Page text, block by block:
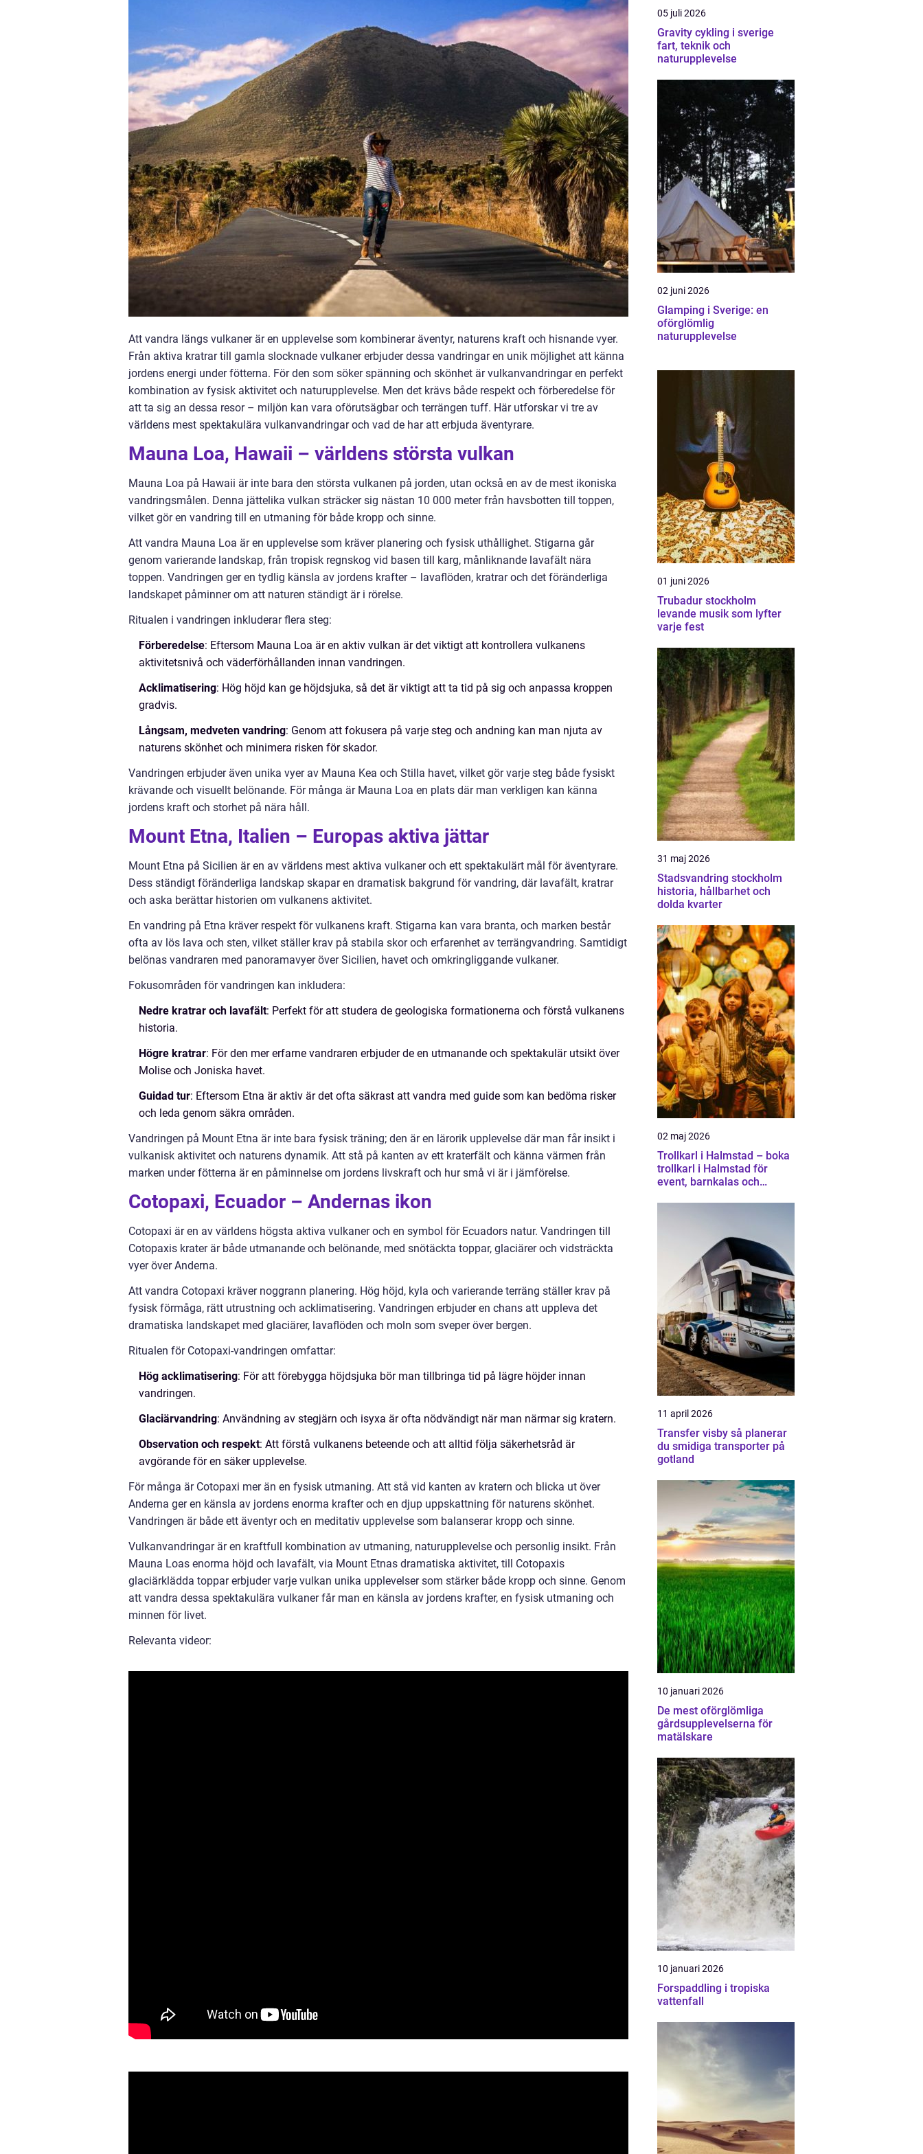
Att vandra längs vulkaner är en upplevelse som kombinerar äventyr, naturens kraft och hisnande vyer.
Från aktiva kratrar till gamla slocknade vulkaner erbjuder dessa vandringar en unik möjlighet att känna
jordens energi under fötterna. För den som söker spänning och skönhet är vulkanvandringar en perfekt
kombination av fysisk aktivitet och naturupplevelse. Men det krävs både respekt och förberedelse för
att ta sig an dessa resor – miljön kan vara oförutsägbar och terrängen tuff. Här utforskar vi tre av
världens mest spektakulära vulkanvandringar och vad de har att erbjuda äventyrare.
Mauna Loa, Hawaii – världens största vulkan
Mauna Loa på Hawaii är inte bara den största vulkanen på jorden, utan också en av de mest ikoniska
vandringsmålen. Denna jättelika vulkan sträcker sig nästan 10 000 meter från havsbotten till toppen,
vilket gör en vandring till en utmaning för både kropp och sinne.
Att vandra Mauna Loa är en upplevelse som kräver planering och fysisk uthållighet. Stigarna går
genom varierande landskap, från tropisk regnskog vid basen till karg, månliknande lavafält nära
toppen. Vandringen ger en tydlig känsla av jordens krafter – lavaflöden, kratrar och det föränderliga
landskapet påminner om att naturen ständigt är i rörelse.
Ritualen i vandringen inkluderar flera steg:
Förberedelse: Eftersom Mauna Loa är en aktiv vulkan är det viktigt att kontrollera vulkanens
aktivitetsnivå och väderförhållanden innan vandringen.
Acklimatisering: Hög höjd kan ge höjdsjuka, så det är viktigt att ta tid på sig och anpassa kroppen
gradvis.
Långsam, medveten vandring: Genom att fokusera på varje steg och andning kan man njuta av
naturens skönhet och minimera risken för skador.
Vandringen erbjuder även unika vyer av Mauna Kea och Stilla havet, vilket gör varje steg både fysiskt
krävande och visuellt belönande. För många är Mauna Loa en plats där man verkligen kan känna
jordens kraft och storhet på nära håll.
Mount Etna, Italien – Europas aktiva jättar
Mount Etna på Sicilien är en av världens mest aktiva vulkaner och ett spektakulärt mål för äventyrare.
Dess ständigt föränderliga landskap skapar en dramatisk bakgrund för vandring, där lavafält, kratrar
och aska berättar historien om vulkanens aktivitet.
En vandring på Etna kräver respekt för vulkanens kraft. Stigarna kan vara branta, och marken består
ofta av lös lava och sten, vilket ställer krav på stabila skor och erfarenhet av terrängvandring. Samtidigt
belönas vandraren med panoramavyer över Sicilien, havet och omkringliggande vulkaner.
Fokusområden för vandringen kan inkludera:
Nedre kratrar och lavafält: Perfekt för att studera de geologiska formationerna och förstå vulkanens
historia.
Högre kratrar: För den mer erfarne vandraren erbjuder de en utmanande och spektakulär utsikt över
Molise och Joniska havet.
Guidad tur: Eftersom Etna är aktiv är det ofta säkrast att vandra med guide som kan bedöma risker
och leda genom säkra områden.
Vandringen på Mount Etna är inte bara fysisk träning; den är en lärorik upplevelse där man får insikt i
vulkanisk aktivitet och naturens dynamik. Att stå på kanten av ett kraterfält och känna värmen från
marken under fötterna är en påminnelse om jordens livskraft och hur små vi är i jämförelse.
Cotopaxi, Ecuador – Andernas ikon
Cotopaxi är en av världens högsta aktiva vulkaner och en symbol för Ecuadors natur. Vandringen till
Cotopaxis krater är både utmanande och belönande, med snötäckta toppar, glaciärer och vidsträckta
vyer över Anderna.
Att vandra Cotopaxi kräver noggrann planering. Hög höjd, kyla och varierande terräng ställer krav på
fysisk förmåga, rätt utrustning och acklimatisering. Vandringen erbjuder en chans att uppleva det
dramatiska landskapet med glaciärer, lavaflöden och moln som sveper över bergen.
Ritualen för Cotopaxi-vandringen omfattar:
Hög acklimatisering: För att förebygga höjdsjuka bör man tillbringa tid på lägre höjder innan
vandringen.
Glaciärvandring: Användning av stegjärn och isyxa är ofta nödvändigt när man närmar sig kratern.
Observation och respekt: Att förstå vulkanens beteende och att alltid följa säkerhetsråd är
avgörande för en säker upplevelse.
För många är Cotopaxi mer än en fysisk utmaning. Att stå vid kanten av kratern och blicka ut över
Anderna ger en känsla av jordens enorma krafter och en djup uppskattning för naturens skönhet.
Vandringen är både ett äventyr och en meditativ upplevelse som balanserar kropp och sinne.
Vulkanvandringar är en kraftfull kombination av utmaning, naturupplevelse och personlig insikt. Från
Mauna Loas enorma höjd och lavafält, via Mount Etnas dramatiska aktivitet, till Cotopaxis
glaciärklädda toppar erbjuder varje vulkan unika upplevelser som stärker både kropp och sinne. Genom
att vandra dessa spektakulära vulkaner får man en känsla av jordens krafter, en fysisk utmaning och
minnen för livet.
Relevanta videor:
05 juli 2026
Gravity cykling i sverige
fart, teknik och
naturupplevelse
02 juni 2026
Glamping i Sverige: en
oförglömlig
naturupplevelse
01 juni 2026
Trubadur stockholm
levande musik som lyfter
varje fest
31 maj 2026
Stadsvandring stockholm
historia, hållbarhet och
dolda kvarter
02 maj 2026
Trollkarl i Halmstad – boka
trollkarl i Halmstad för
event, barnkalas och
11 april 2026
Transfer visby så planerar
du smidiga transporter på
gotland
10 januari 2026
De mest oförglömliga
gårdsupplevelserna för
matälskare
10 januari 2026
Forspaddling i tropiska
vattenfall